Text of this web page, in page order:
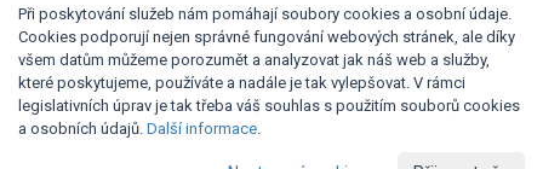
© 2026 iFORO Group, s.r.o.,
Při poskytování služeb nám pomáhají soubory cookies a osobní údaje.
Cookies podporují nejen správné fungování webových stránek, ale díky
všem datům můžeme porozumět a analyzovat jak náš web a služby,
které poskytujeme, používáte a nadále je tak vylepšovat. V rámci
legislativních úprav je tak třeba váš souhlas s použitím souborů cookies
a osobních údajů. Další informace.